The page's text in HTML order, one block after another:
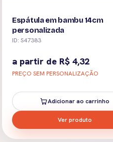
Espátula em bambu 14cm
personalizada
ID: S47383
a partir de R$ 4,32
PREÇO SEM PERSONALIZAÇÃO
Adicionar ao carrinho
Ver produto